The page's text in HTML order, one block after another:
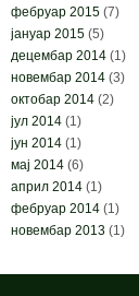
фебруар 2015(7)
јануар 2015(5)
децембар 2014(1)
новембар 2014(3)
октобар 2014(2)
јул 2014(1)
јун 2014(1)
мај 2014(6)
април 2014(1)
фебруар 2014(1)
новембар 2013(1)